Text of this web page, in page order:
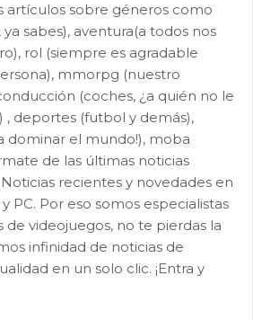
artículos sobre géneros como
sabes), aventura(a todos nos
rol (siempre es agradable
mmorpg (nuestro
(coches, ¿a quién no le
, deportes (futbol y demás),
dominar el mundo!), moba
de las últimas noticias
Noticias recientes y novedades en
PC. Por eso somos especialistas
de videojuegos, no te pierdas la
infinidad de noticias de
en un solo clic. ¡Entra y